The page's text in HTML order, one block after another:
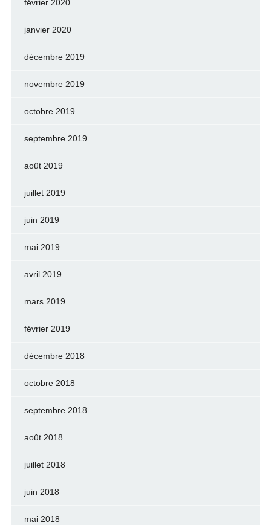
février 2020
janvier 2020
décembre 2019
novembre 2019
octobre 2019
septembre 2019
août 2019
juillet 2019
juin 2019
mai 2019
avril 2019
mars 2019
février 2019
décembre 2018
octobre 2018
septembre 2018
août 2018
juillet 2018
juin 2018
mai 2018